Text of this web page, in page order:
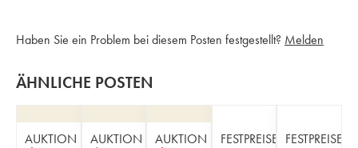
Haben Sie ein Problem bei diesem Posten festgestellt? Melden
ÄHNLICHE POSTEN
AUKTION AUKTION AUKTION FESTPREISE FESTPREISE